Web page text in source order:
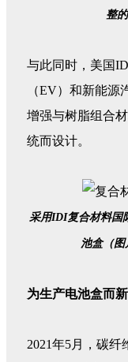
整
与此同时，美国
（EV）和新能
增强与树脂组合
统而设计。
采用IDI复合材料国
池盒（图
为生产电池盒而
2021年5月，碳